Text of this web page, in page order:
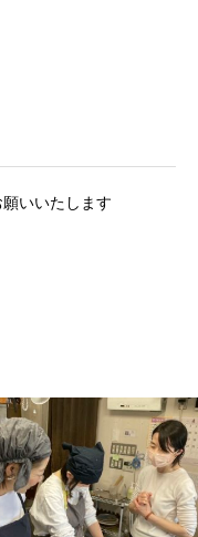
いいたします